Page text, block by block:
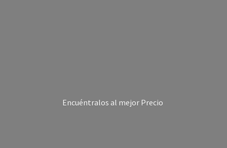
Encuéntralos al mejor Precio